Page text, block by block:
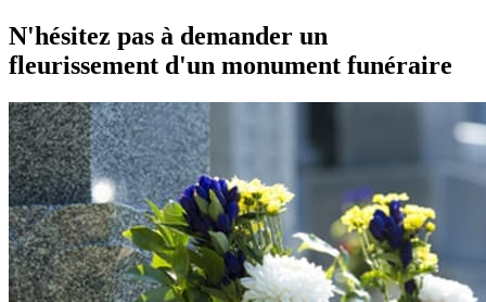
N'hésitez pas à demander un
fleurissement d'un monument funéraire